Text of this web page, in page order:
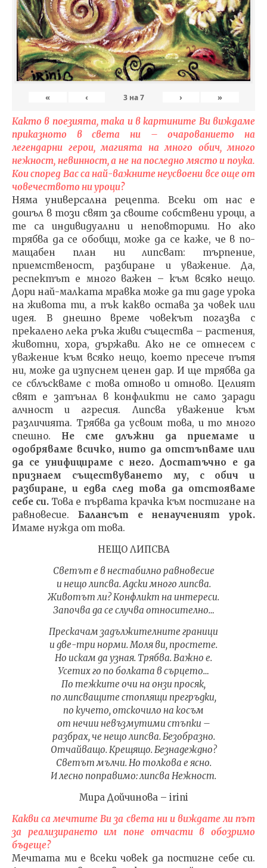
« ‹ 3на7 › »
Както в поезията, така и в картините Ви виждаме
приказното в света ни – очарованието на
легендарни герои, магията на много обич, много
нежност, невинност, а не на последно място и поука.
Кои според Вас са най-важните неусвоени все още от
човечеството ни уроци?
Няма универсална рецепта. Всеки от нас е
дошъл в този свят за своите собствени уроци, а
те са индивидуални и неповторими. Но ако
трябва да се обобщи, може да се каже, че в по-
мащабен план ни липсват: търпение,
приемственост, разбиране и уважение. Да,
респектът е много важен – към всяко нещо.
Дори най-малката мравка може да ти даде урока
на живота ти, а пък какво остава за човек или
идея. В днешно време човекът погазва с
прекалено лека ръка живи същества – растения,
животни, хора, държави. Ако не се отнесем с
уважение към всяко нещо, което пресече пътя
ни, може да изпуснем ценен дар. И ще трябва да
се сблъскваме с това отново и отново. Целият
свят е затънал в конфликти не само заради
алчност и агресия. Липсва уважение към
различията. Трябва да усвоим това, и то много
спешно. Не сме длъжни да приемаме и
одобряваме всичко, нито да отстъпваме или
да се унифицираме с него. Достатъчно е да
признаем съществуването му, с обич и
разбиране, и едва след това да отстояваме
себе си. Това е първата крачка към постигане на
равновесие. Балансът е ненаученият урок.
Имаме нужда от това.
НЕЩО ЛИПСВА
Светът е в нестабилно равновесие
и нещо липсва. Адски много липсва.
Животът ли? Конфликт на интереси.
Започва да се случва относително…
Прескачам задължителните граници
и две-три норми. Моля ви, простете.
Но искам да узная. Трябва. Важно е.
Усетих го по болката в сърцето…
По тежките очи на онзи просяк,
по липсващите стоплящи прегръдки,
по кучето, отскочило на косъм
от нечии невъзмутими стъпки –
разбрах, че нещо липсва. Безобразно.
Отчайващо. Крещящо. Безнадеждно?
Светът мълчи. Но толкова е ясно.
И лесно поправимо: липсва Нежност.
Мира Дойчинова – irini
Какви са мечтите Ви за света ни и виждате ли път
за реализирането им поне отчасти в обозримо
бъдеще?
Мечтата ми е всеки човек да постигне себе си.